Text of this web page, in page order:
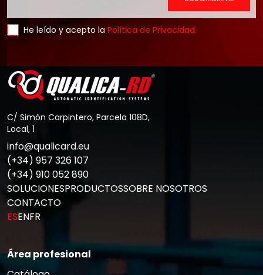
He leído y acepto la Política de Privacidad.
C/ Simón Carpintero, Parcela 108D,
Local, 1
info@qualicard.eu
(+34) 957 326 107
(+34) 910 052 890
SOLUCIONESPRODUCTOSSOBRE NOSOTROS
CONTACTO
ESENFR
Área profesional